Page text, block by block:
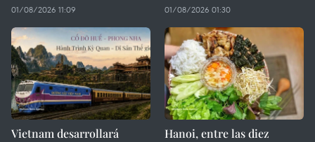
01/08/2026 11:09 01/08/2026 01:30
Vietnam desarrollará
Hanoi, entre las diez